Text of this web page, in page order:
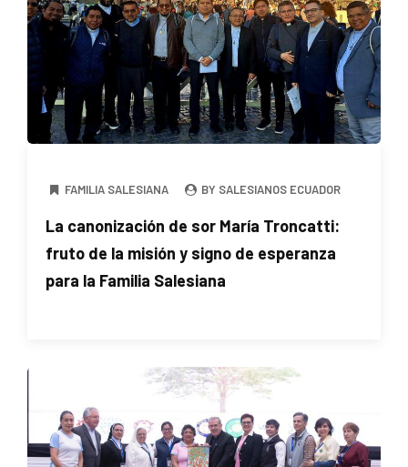
FAMILIA SALESIANA BY SALESIANOS ECUADOR
La canonización de sor María Troncatti:
fruto de la misión y signo de esperanza
para la Familia Salesiana